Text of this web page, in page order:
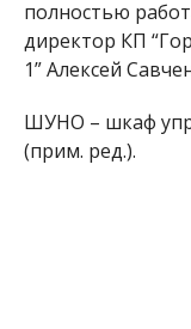
ШУНО – шкаф
(прим. ред.).